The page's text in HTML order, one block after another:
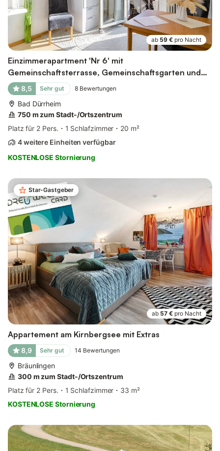
ab 59 € pro Nacht
Einzimmerapartment 'Nr 6' mit
Gemeinschaftsterrasse, Gemeinschaftsgarten und
Wi-Fi
8,5 Sehr gut 8 Bewertungen
Bad Dürrheim
750 m zum Stadt-/Ortszentrum
Platz für 2 Pers.
1 Schlafzimmer
20 m²
4 weitere Einheiten verfügbar
KOSTENLOSE Stornierung
Star-Gastgeber
ab 57 € pro Nacht
Appartement am Kirnbergsee mit Extras
8,9 Sehr gut 14 Bewertungen
Bräunlingen
300 m zum Stadt-/Ortszentrum
Platz für 2 Pers.
1 Schlafzimmer
33 m²
KOSTENLOSE Stornierung